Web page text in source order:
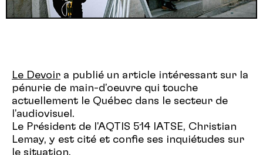
Le Devoir a publié un article intéressant sur la
pénurie de main-d'oeuvre qui touche
actuellement le Québec dans le secteur de
l'audiovisuel.
Le Président de l'AQTIS 514 IATSE, Christian
Lemay, y est cité et confie ses inquiétudes sur
le situation.